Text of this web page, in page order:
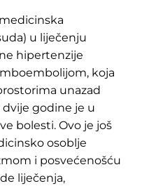
u liječenju
hipertenzije
koja
unazad
godine je u
bolesti. Ovo je još
osoblje
i posvećenošću
liječenja,